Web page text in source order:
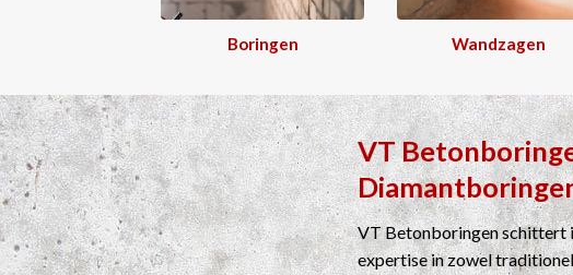
Boringen Wandzagen
VT
VT Betonboringen schittert
expertise in zowel